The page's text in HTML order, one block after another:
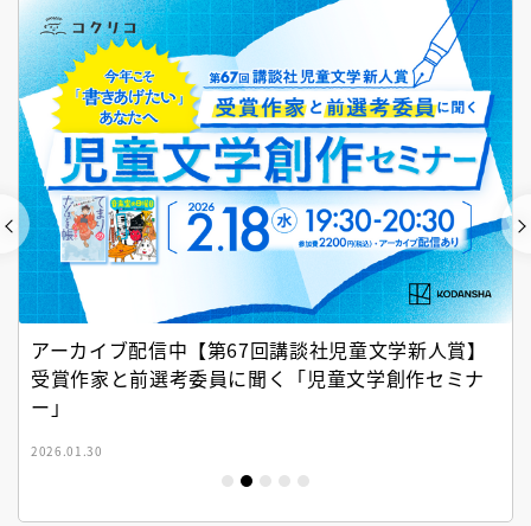
アーカイブ配信中【第67回講談社児童文学新人賞】
受賞作家と前選考委員に聞く「児童文学創作セミナ
ー」
2026.01.30